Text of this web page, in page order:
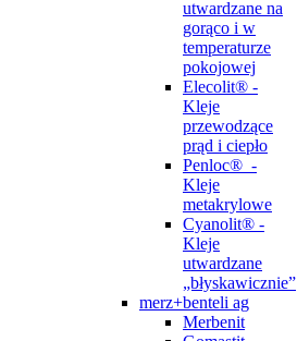
utwardzane na
gorąco i w
temperaturze
pokojowej
Elecolit® -
Kleje
przewodzące
prąd i ciepło
Penloc® -
Kleje
metakrylowe
Cyanolit® -
Kleje
utwardzane
„błyskawicznie”
merz+benteli ag
Merbenit